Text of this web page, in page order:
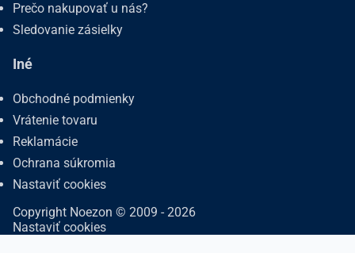
Prečo nakupovať u nás?
Sledovanie zásielky
Iné
Obchodné podmienky
Vrátenie tovaru
Reklamácie
Ochrana súkromia
Nastaviť cookies
Copyright Noezon © 2009 - 2026
Nastaviť cookies